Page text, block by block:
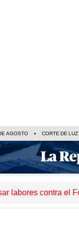
AGOSTO CORTE DE LUZ
labores contra el